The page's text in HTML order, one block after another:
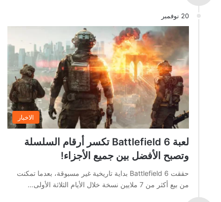
20 نوفمبر
الاخبار
لعبة Battlefield 6 تكسر أرقام السلسلة
وتصبح الأفضل بين جميع الأجزاء!
حققت Battlefield 6 بداية تاريخية غير مسبوقة، بعدما تمكنت
من بيع أكثر من 7 ملايين نسخة خلال الأيام الثلاثة الأولى…